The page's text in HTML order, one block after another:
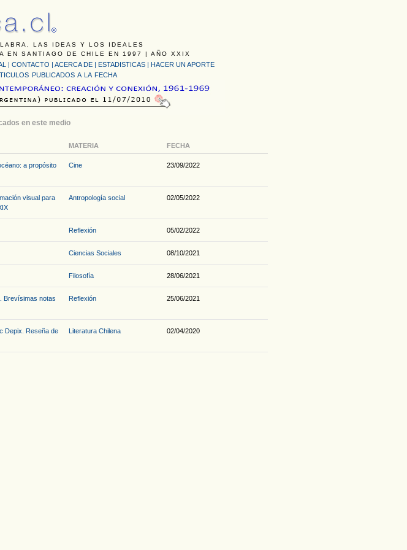
LAS IDEAS Y LOS IDEALES
EN SANTIAGO DE CHILE EN 1997 | AÑO XXIX
| CONTACTO | ACERCA DE | ESTADISTICAS | HACER UN APORTE
PUBLICADOS A LA FECHA
en este medio
MATERIA FECHA
a propósito
Cine 23/09/2022
visual para
Antropología social 02/05/2022
Reflexión 05/02/2022
Ciencias Sociales 08/10/2021
Filosofía 28/06/2021
Brevísimas notas
Reflexión 25/06/2021
Depix. Reseña de
Literatura Chilena 02/04/2020